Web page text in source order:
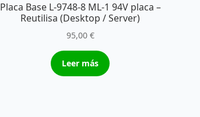
Placa Base L-9748-8 ML-1 94V placa –
Reutilisa (Desktop / Server)
95,00 €
Leer más